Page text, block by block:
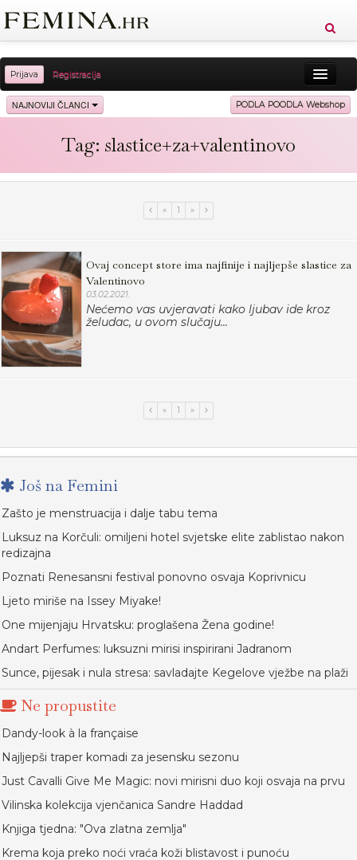
Prijava Registracija
Sreća Zdravlje Vitkost
Moda Ljubav Putovanja
NAJNOVIJI ČLANCI PODLA POODLA Webshop
Tag: slastice+za+valentinovo
« 1 »
Ovaj concept store ima najfinije i najljepše slastice za
Valentinovo
03.02.2021.
Nećemo vas uvjeravati kako ljubav ide kroz
želudac, u ovom slučaju...
« 1 »
Još na Femini
Zašto je menstruacija i dalje tabu tema
Luksuz na Korčuli: omiljeni hotel svjetske elite zablistao nakon
redizajna
Poznati Renesansni festival ponovno osvaja Koprivnicu
Ljeto miriše na Issey Miyake!
One mijenjaju Hrvatsku: proglašena Žena godine!
Andart Perfumes: luksuzni mirisi inspirirani Jadranom
Sunce, pijesak i nula stresa: savladajte Kegelove vježbe na plaži
Ne propustite
Dandy-look à la française
Najljepši traper komadi za jesensku sezonu
Just Cavalli Give Me Magic: novi mirisni duo koji osvaja na prvu
Vilinska kolekcija vjenčanica Sandre Haddad
Knjiga tjedna: "Ova zlatna zemlja"
Krema koja preko noći vraća koži blistavost i punoću